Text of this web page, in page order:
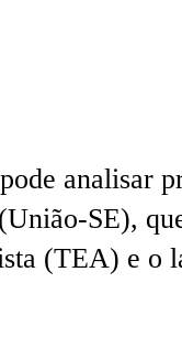
analisar
SE),
(TEA) e o